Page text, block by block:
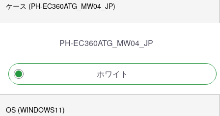
ケース (PH-EC360ATG_MW04_JP)
PH-EC360ATG_MW04_JP
ホワイト
OS (WINDOWS11)